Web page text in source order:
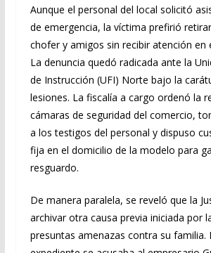
Aunque el personal del local solicitó
de emergencia, la víctima prefirió
chofer y amigos sin recibir atención en
La denuncia quedó radicada ante la
de Instrucción (UFI) Norte bajo la
lesiones. La fiscalía a cargo ordenó la
cámaras de seguridad del comercio,
a los testigos del personal y dispuso
fija en el domicilio de la modelo para
resguardo.
De manera paralela, se reveló que la
archivar otra causa previa iniciada por
presuntas amenazas contra su familia.